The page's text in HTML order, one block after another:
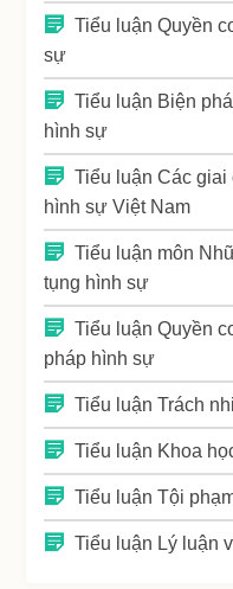
Tiểu luận Quyền
sự
Tiểu luận Biện
hình sự
Tiểu luận Các giai
hình sự Việt Nam
Tiểu luận môn
tụng hình sự
Tiểu luận Quyền
pháp hình sự
Tiểu luận Trách
Tiểu luận Khoa
Tiểu luận Tội
Tiểu luận Lý luận